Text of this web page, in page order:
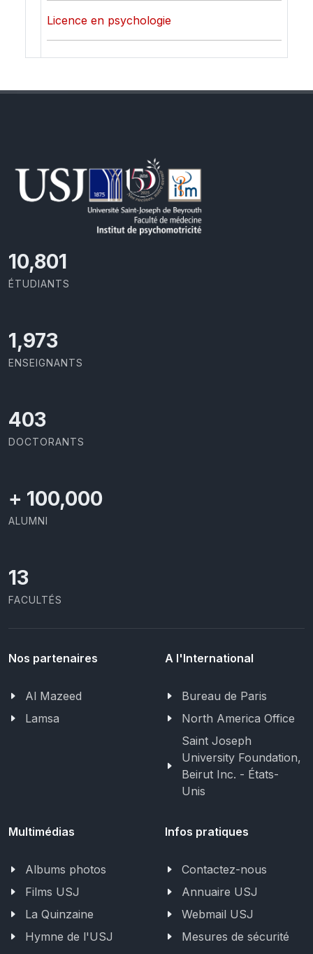
Licence en psychologie
11,418
ÉTUDIANTS
2,086
ENSEIGNANTS
426
DOCTORANTS
+ 100,000
ALUMNI
13
FACULTÉS
Nos partenaires
Al Mazeed
Lamsa
A l'International
Bureau de Paris
North America Office
Saint Joseph
University Foundation,
Beirut Inc. - États-
Unis
Multimédias
Albums photos
Films USJ
La Quinzaine
Hymne de l'USJ
Infos pratiques
Contactez-nous
Annuaire USJ
Webmail USJ
Mesures de sécurité